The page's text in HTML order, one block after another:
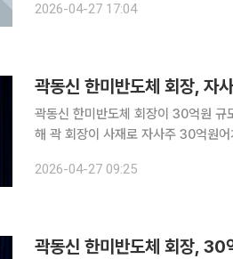
2026-04-27 17:04
곽동신 한미반도체 회장,
곽동신 한미반도체 회장이 30억원 규모의 자사주 매
해 곽 회장이 사재로 자사주 30억원
취득한 자사주 규모는 총 565억원으
2026-04-27 09:25
곽동신 한미반도체 회장, 30